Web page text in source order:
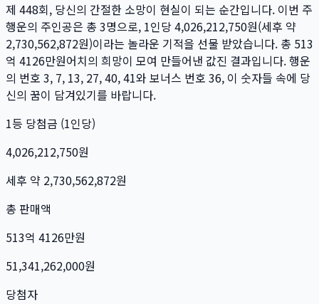
제 448회, 당신의 간절한 소망이 현실이 되는 순간입니다. 이번 주
행운의 주인공은 총 3명으로, 1인당4,026,212,750원(세후 약
2,730,562,872원)이라는 놀라운 기적을 선물 받았습니다. 총 513
억 4126만원어치의 희망이 모여 만들어낸 값진 결과입니다. 행운
의 번호 3, 7, 13, 27, 40, 41와 보너스 번호 36, 이 숫자들 속에 당
신의 꿈이 담겨있기를 바랍니다.
1등 당첨금 (1인당)
4,026,212,750원
세후 약 2,730,562,872원
총 판매액
513억 4126만원
51,341,262,000원
당첨자